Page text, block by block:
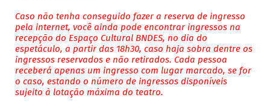
Caso não tenha conseguido fazer a reserva de ingresso
pela internet, você ainda pode encontrar ingressos na
recepção do Espaço Cultural BNDES, no dia do
espetáculo, a partir das 18h30, caso haja sobra dentre os
ingressos reservados e não retirados. Cada pessoa
receberá apenas um ingresso com lugar marcado, se for
o caso, estando o número de ingressos disponíveis
sujeito à lotação máxima do teatro.